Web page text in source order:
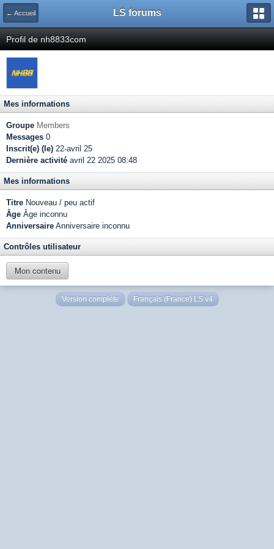
← Accueil LS forums
Profil de nh8833com
Mes informations
Groupe Members
Messages 0
Inscrit(e) (le) 22-avril 25
Dernière activité avril 22 2025 08:48
Mes informations
Titre Nouveau / peu actif
Âge Âge inconnu
Anniversaire Anniversaire inconnu
Contrôles utilisateur
Mon contenu
Version complète Français (France) LS v4